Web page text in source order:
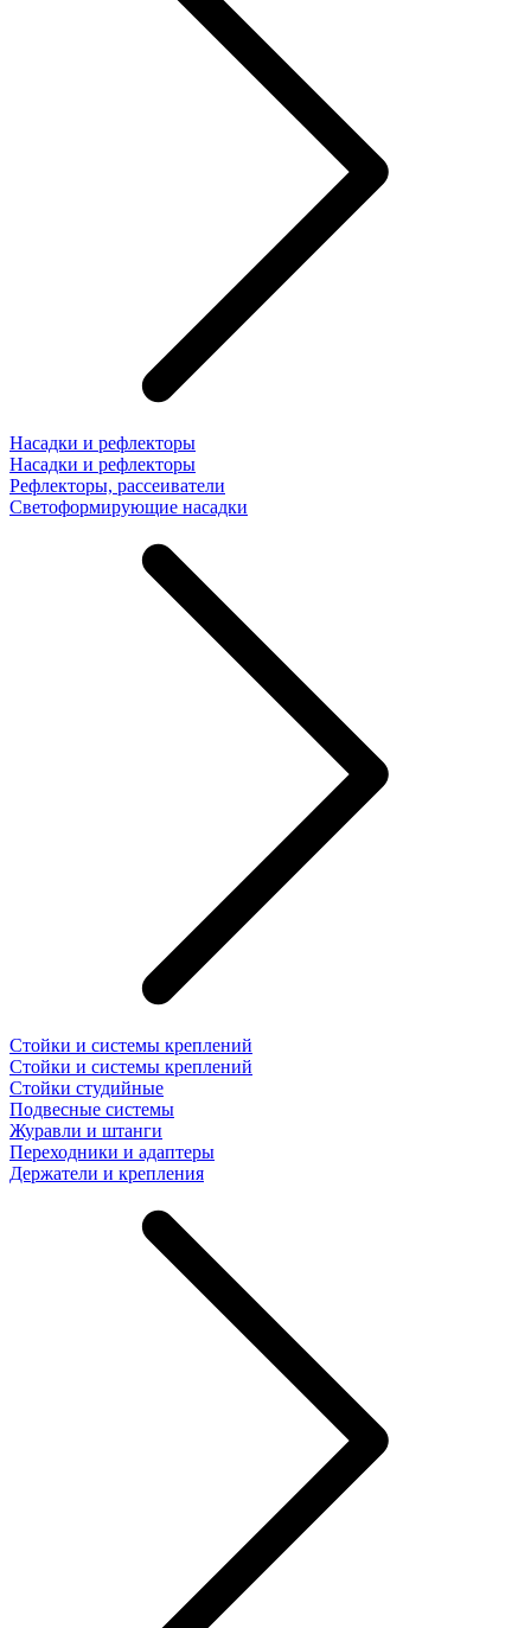
Насадки и рефлекторы
Насадки и рефлекторы
Рефлекторы, рассеиватели
Светоформирующие насадки
Стойки и системы креплений
Стойки и системы креплений
Стойки студийные
Подвесные системы
Журавли и штанги
Переходники и адаптеры
Держатели и крепления